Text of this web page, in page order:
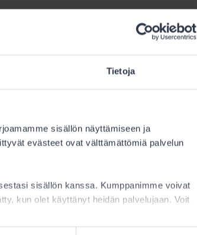
Tietoja
sisällön näyttämiseen ja
evästeet ovat välttämättömiä palvelun
sisällön kanssa. Kumppanimme voivat
kun olet käyttänyt heidän palvelujaan. Voit